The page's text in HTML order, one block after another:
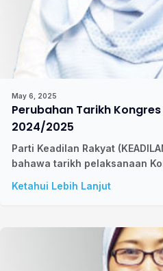
May 6, 2025
Perubahan Tarikh Kongres
2024/2025
Parti Keadilan Rakyat
bahawa tarikh pelaksanaan
Ketahui Lebih Lanjut